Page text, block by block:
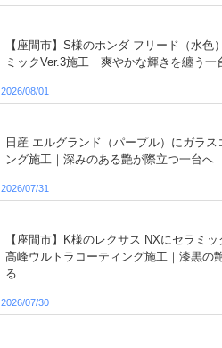
【座間市】S様のホンダ フリード（水色
ミックVer.3施工｜爽やかな輝きを纏う一
2026/08/01
日産 エルグランド（パープル）にガラス
ング施工｜深みのある艶が際立つ一台へ
2026/07/31
【座間市】K様のレクサス NXにセラミ
高峰ウルトラコーティング施工｜漆黒の
る
2026/07/30